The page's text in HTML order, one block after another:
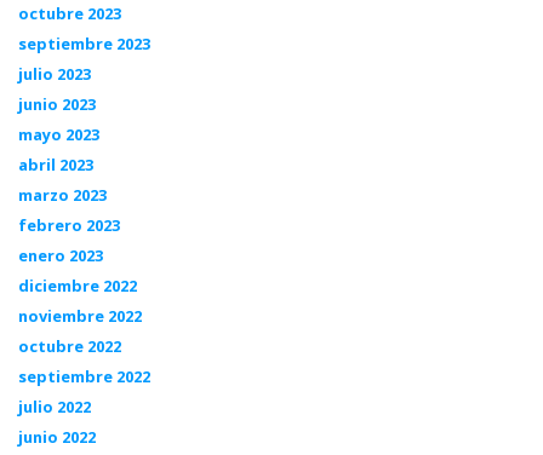
octubre 2023
septiembre 2023
julio 2023
junio 2023
mayo 2023
abril 2023
marzo 2023
febrero 2023
enero 2023
diciembre 2022
noviembre 2022
octubre 2022
septiembre 2022
julio 2022
junio 2022